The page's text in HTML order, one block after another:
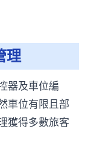
理
器及車位編
車位有限且部
獲得多數旅客